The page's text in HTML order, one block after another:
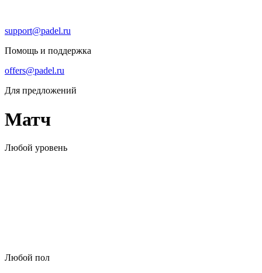
support@padel.ru
Помощь и поддержка
offers@padel.ru
Для предложений
Матч
Любой уровень
Любой пол